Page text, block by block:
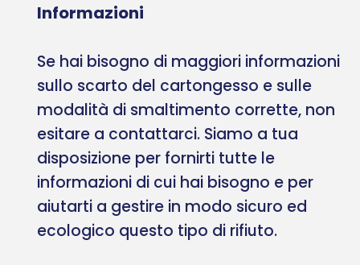
Informazioni
Se hai bisogno di maggiori informazioni
sullo scarto del cartongesso e sulle
modalità di smaltimento corrette, non
esitare a contattarci. Siamo a tua
disposizione per fornirti tutte le
informazioni di cui hai bisogno e per
aiutarti a gestire in modo sicuro ed
ecologico questo tipo di rifiuto.